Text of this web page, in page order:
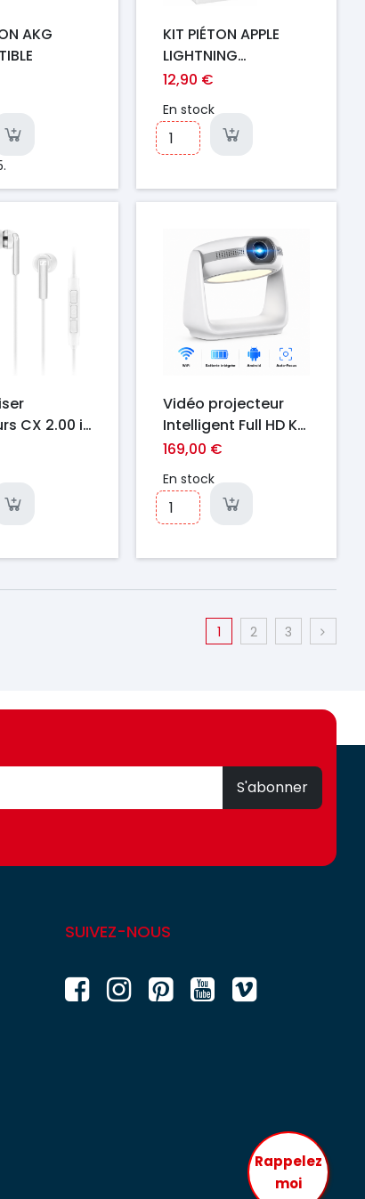
AKG
KIT PIÉTON APPLE
LIGHTNING
MMTN2ZM/A
12,90 €
En stock
CX 2.00 i
Vidéo projecteur
Intelligent Full HD K1
avec Batterie
& WiFi
169,00 €
En stock
1 2 3
S'abonner
SUIVEZ-NOUS
Rappelez
moi